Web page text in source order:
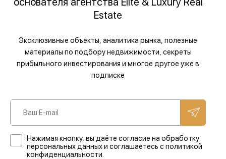
Estate
Эксклюзивные объекты, аналитика рынка, полезные
материалы по подбору недвижимости, секреты
прибыльного инвестирования и многое другое уже в
подписке
Нажимая кнопку, вы даёте согласие на обработку
персональных данных и соглашаетесь с политикой
конфиденциальности.